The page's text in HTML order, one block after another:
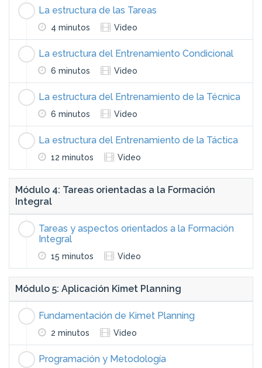
La estructura de las Tareas
4 minutos Video
La estructura del Entrenamiento Condicional
6 minutos Video
La estructura del Entrenamiento de la Técnica
6 minutos Video
La estructura del Entrenamiento de la Táctica
12 minutos Video
Módulo 4: Tareas orientadas a la Formación
Integral
Tareas y aspectos orientados a la Formación
Integral
15 minutos Video
Módulo 5: Aplicación Kimet Planning
Fundamentación de Kimet Planning
2 minutos Video
Programación y Metodología